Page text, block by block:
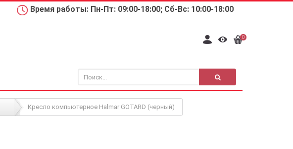
Время работы: Пн-Пт: 09:00-18:00; Сб-Вс: 10:00-18:00
0
/ Кресло компьютерное Halmar GOTARD (черный)